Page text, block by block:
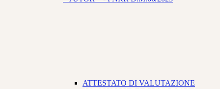
ATTESTATO DI VALUTAZIONE